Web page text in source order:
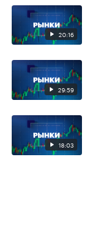
20:16
29:59
18:03